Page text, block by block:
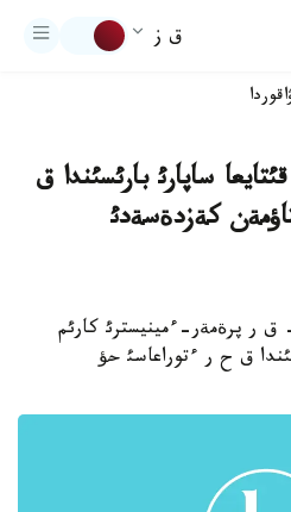
ق ز
اقوردا
ساپارئ بارئسئندا ق
كةزدةسةدئ
ر پرةمةر-ءمينيسترئ كارئم
ق ح ر ءتوراعاسئ حؤ